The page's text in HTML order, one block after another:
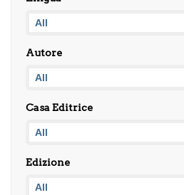
Autore
Casa Editrice
Edizione